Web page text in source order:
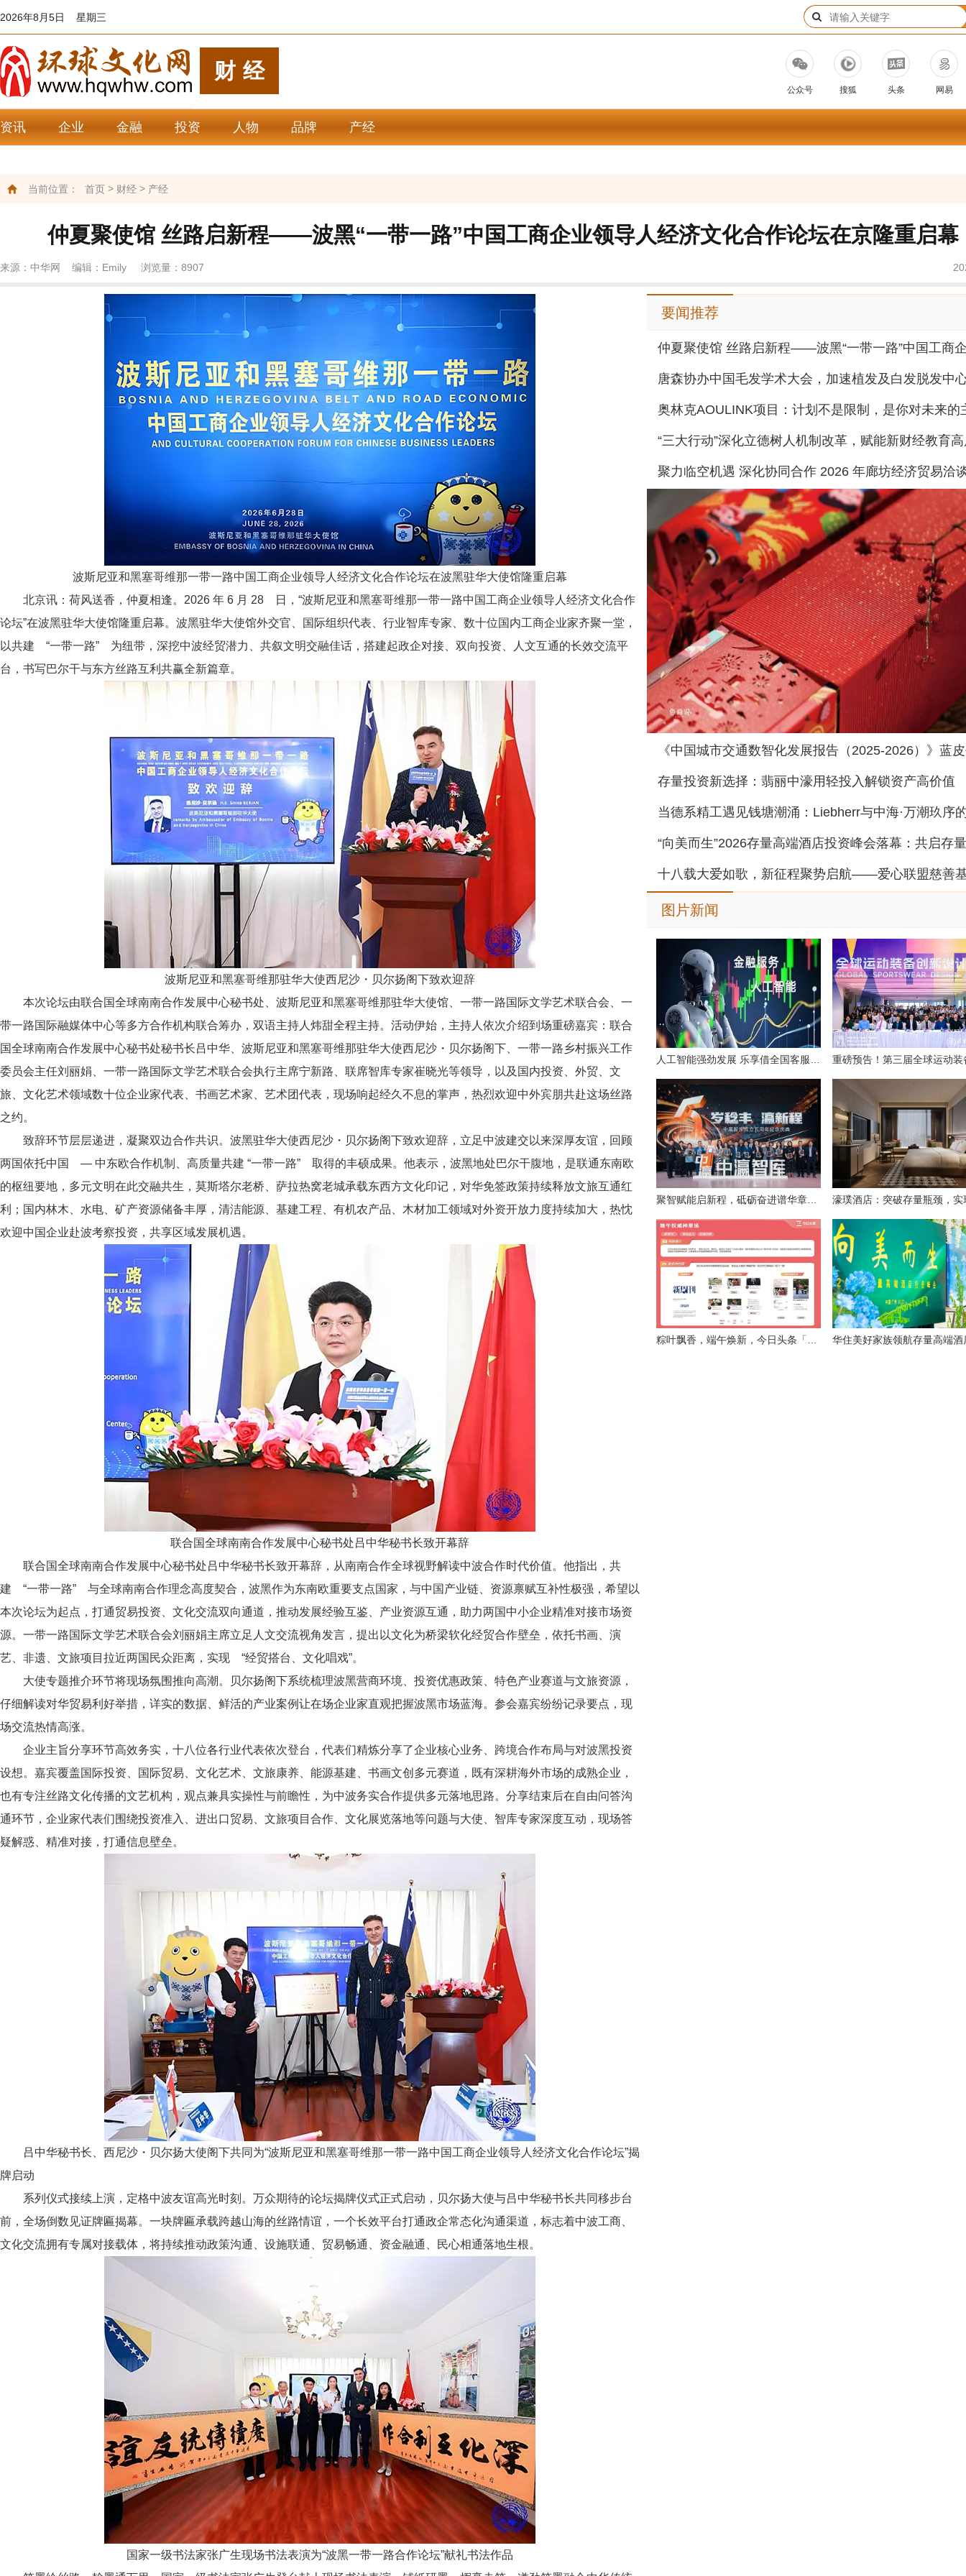
2026年8月5日 星期三
财经
公众号 搜狐 头条 网易
资讯 企业 金融 投资 人物 品牌 产经
当前位置： 首页 > 财经 > 产经
仲夏聚使馆 丝路启新程——波黑“一带一路”中国工商企业领导人经济文化合作论坛在京隆重启幕
来源：中华网 编辑：Emily 浏览量： 8907
波斯尼亚和黑塞哥维那一带一路中国工商企业领导人经济文化合作论坛在波黑驻华大使馆隆重启幕
北京讯：荷风送香，仲夏相逢。2026 年 6 月 28 日，“波斯尼亚和黑塞哥维那一带一路中国工商企业领导人经济文化合作
论坛”在波黑驻华大使馆隆重启幕。波黑驻华大使馆外交官、国际组织代表、行业智库专家、数十位国内工商企业家齐聚一堂，
以共建 “一带一路” 为纽带，深挖中波经贸潜力、共叙文明交融佳话，搭建起政企对接、双向投资、人文互通的长效交流平
台，书写巴尔干与东方丝路互利共赢全新篇章。
波斯尼亚和黑塞哥维那驻华大使西尼沙・贝尔扬阁下致欢迎辞
本次论坛由联合国全球南南合作发展中心秘书处、波斯尼亚和黑塞哥维那驻华大使馆、一带一路国际文学艺术联合会、一
带一路国际融媒体中心等多方合作机构联合筹办，双语主持人炜甜全程主持。活动伊始，主持人依次介绍到场重磅嘉宾：联合
国全球南南合作发展中心秘书处秘书长吕中华、波斯尼亚和黑塞哥维那驻华大使西尼沙・贝尔扬阁下、一带一路乡村振兴工作
委员会主任刘丽娟、一带一路国际文学艺术联合会执行主席宁新路、联席智库专家崔晓光等领导，以及国内投资、外贸、文
旅、文化艺术领域数十位企业家代表、书画艺术家、艺术团代表，现场响起经久不息的掌声，热烈欢迎中外宾朋共赴这场丝路
之约。
致辞环节层层递进，凝聚双边合作共识。波黑驻华大使西尼沙・贝尔扬阁下致欢迎辞，立足中波建交以来深厚友谊，回顾
两国依托中国 — 中东欧合作机制、高质量共建 “一带一路” 取得的丰硕成果。他表示，波黑地处巴尔干腹地，是联通东南欧
的枢纽要地，多元文明在此交融共生，莫斯塔尔老桥、萨拉热窝老城承载东西方文化印记，对华免签政策持续释放文旅互通红
利；国内林木、水电、矿产资源储备丰厚，清洁能源、基建工程、有机农产品、木材加工领域对外资开放力度持续加大，热忱
欢迎中国企业赴波考察投资，共享区域发展机遇。
联合国全球南南合作发展中心秘书处吕中华秘书长致开幕辞
联合国全球南南合作发展中心秘书处吕中华秘书长致开幕辞，从南南合作全球视野解读中波合作时代价值。他指出，共
建 “一带一路” 与全球南南合作理念高度契合，波黑作为东南欧重要支点国家，与中国产业链、资源禀赋互补性极强，希望以
本次论坛为起点，打通贸易投资、文化交流双向通道，推动发展经验互鉴、产业资源互通，助力两国中小企业精准对接市场资
源。一带一路国际文学艺术联合会刘丽娟主席立足人文交流视角发言，提出以文化为桥梁软化经贸合作壁垒，依托书画、演
艺、非遗、文旅项目拉近两国民众距离，实现 “经贸搭台、文化唱戏”。
大使专题推介环节将现场氛围推向高潮。贝尔扬阁下系统梳理波黑营商环境、投资优惠政策、特色产业赛道与文旅资源，
仔细解读对华贸易利好举措，详实的数据、鲜活的产业案例让在场企业家直观把握波黑市场蓝海。参会嘉宾纷纷记录要点，现
场交流热情高涨。
企业主旨分享环节高效务实，十八位各行业代表依次登台，代表们精炼分享了企业核心业务、跨境合作布局与对波黑投资
设想。嘉宾覆盖国际投资、国际贸易、文化艺术、文旅康养、能源基建、书画文创多元赛道，既有深耕海外市场的成熟企业，
也有专注丝路文化传播的文艺机构，观点兼具实操性与前瞻性，为中波务实合作提供多元落地思路。分享结束后在自由问答沟
通环节，企业家代表们围绕投资准入、进出口贸易、文旅项目合作、文化展览落地等问题与大使、智库专家深度互动，现场答
疑解惑、精准对接，打通信息壁垒。
吕中华秘书长、西尼沙・贝尔扬大使阁下共同为“波斯尼亚和黑塞哥维那一带一路中国工商企业领导人经济文化合作论坛”揭
牌启动
系列仪式接续上演，定格中波友谊高光时刻。万众期待的论坛揭牌仪式正式启动，贝尔扬大使与吕中华秘书长共同移步台
前，全场倒数见证牌匾揭幕。一块牌匾承载跨越山海的丝路情谊，一个长效平台打通政企常态化沟通渠道，标志着中波工商、
文化交流拥有专属对接载体，将持续推动政策沟通、设施联通、贸易畅通、资金融通、民心相通落地生根。
国家一级书法家张广生现场书法表演为“波黑一带一路合作论坛”献礼书法作品
要闻推荐
存量投资新选择：翡丽中濠用轻投入解锁资产高价值
图片新闻